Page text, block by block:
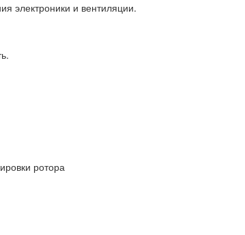
электроники и вентиляции.
ротора